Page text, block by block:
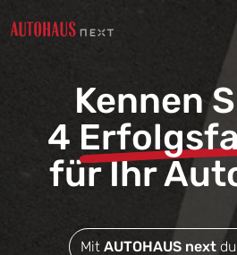
Kennen
4
für Ihr
Mit AUTOHAUS next